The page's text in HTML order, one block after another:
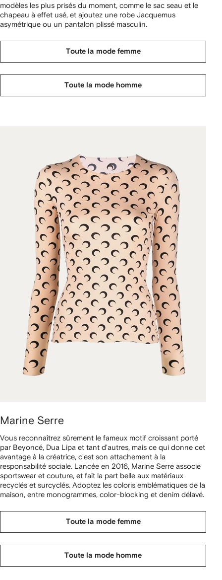
modèles les plus prisés du moment, comme le sac seau et le
chapeau à effet usé, et ajoutez une robe Jacquemus
asymétrique ou un pantalon plissé masculin.
Toute la mode femme
Toute la mode homme
Marine Serre
Vous reconnaîtrez sûrement le fameux motif croissant porté
par Beyoncé, Dua Lipa et tant d'autres, mais ce qui donne cet
avantage à la créatrice, c'est son attachement à la
responsabilité sociale. Lancée en 2016, Marine Serre associe
sportswear et couture, et fait la part belle aux matériaux
recyclés et surcyclés. Adoptez les coloris emblématiques de la
maison, entre monogrammes, color-blocking et denim délavé.
Toute la mode femme
Toute la mode homme